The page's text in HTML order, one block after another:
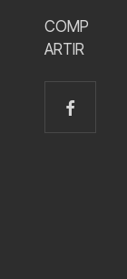
COMP
ARTIR